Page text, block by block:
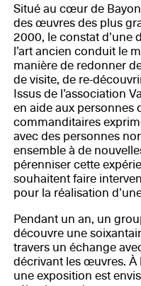
Situé au cœur de
des œuvres des plus
2000, le constat d’une
l’art ancien conduit le
manière de redonner
de visite, de re-
Issus de l’association
en aide aux personnes
commanditaires
avec des personnes
ensemble à de
pérenniser cette
souhaitent faire
pour la réalisation
Pendant un an, un
découvre une
travers un échange
décrivant les œuvres. À
une exposition est